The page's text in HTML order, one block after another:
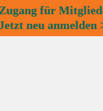
für
neu anmelden